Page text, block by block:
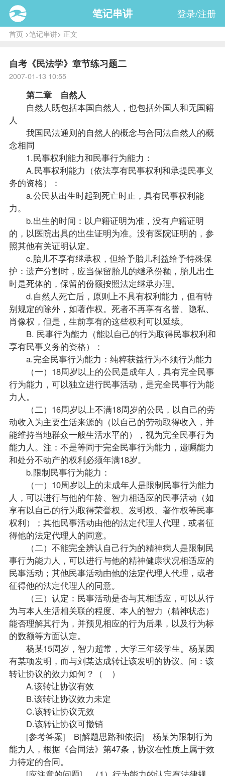
笔记串讲 登录/注册
首页>笔记串讲> 正文
自考《民法学》章节练习题二
2007-01-13 10:55
第二章 自然人
自然人既包括本国自然人，也包括外国人和无国籍
人
我国民法通则的自然人的概念与合同法自然人的概
念相同
1.民事权利能力和民事行为能力：
A.民事权利能力（依法享有民事权利和承提民事义
务的资格）：
a.公民从出生时起到死亡时止，具有民事权利能
力。
b.出生的时间：以户籍证明为准，没有户籍证明
的，以医院出具的出生证明为准。没有医院证明的，参
照其他有关证明认定。
c.胎儿不享有继承权，但给予胎儿利益给予特殊保
护：遗产分割时，应当保留胎儿的继承份额，胎儿出生
时是死体的，保留的份额按照法定继承办理。
d.自然人死亡后，原则上不具有权利能力，但有特
别规定的除外，如著作权。死者不再享有名誉、隐私、
肖像权，但是，生前享有的这些权利可以延续。
B. 民事行为能力（能以自己的行为取得民事权利和
享有民事义务的资格）：
a.完全民事行为能力：纯粹获益行为不须行为能力
（一）18周岁以上的公民是成年人，具有完全民事
行为能力，可以独立进行民事活动，是完全民事行为能
力人。
（二）16周岁以上不满18周岁的公民，以自己的劳
动收入为主要生活来源的（以自己的劳动取得收入，并
能维持当地群众一般生活水平的），视为完全民事行为
能力人。注：不是等同于完全民事行为能力，遗嘱能力
和处分不动产的权利必须年满18岁。
b.限制民事行为能力：
（一）10周岁以上的未成年人是限制民事行为能力
人，可以进行与他的年龄、智力相适应的民事活动（如
享有以自己的行为取得荣誉权、发明权、著作权等民事
权利）；其他民事活动由他的法定代理人代理，或者征
得他的法定代理人的同意。
（二）不能完全辨认自己行为的精神病人是限制民
事行为能力人，可以进行与他的精神健康状况相适应的
民事活动；其他民事活动由他的法定代理人代理，或者
征得他的法定代理人的同意。
（三）认定：民事活动是否与其相适应，可以从行
为与本人生活相关联的程度、本人的智力（精神状态）
能否理解其行为，并预见相应的行为后果，以及行为标
的数额等方面认定。
杨某15周岁，智力超常，大学三年级学生。杨某因
有某项发明，而与刘某达成转让该发明的协议。问：该
转让协议的效力如何？（ ）
A.该转让协议有效
B.该转让协议效力未定
C.该转让协议无效
D.该转让协议可撤销
[参考答案] B[解题思路和依据] 杨某为限制行为
能力人，根据《合同法》第47条，协议在性质上属于效
力待定的合同。